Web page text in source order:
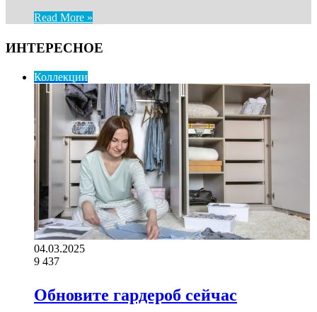
Read More »
ИНТЕРЕСНОЕ
Коллекции
04.03.2025
9 437
Обновите гардероб сейчас